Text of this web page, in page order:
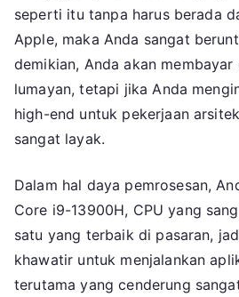
seperti itu tanpa harus berada
Apple, maka Anda sangat
demikian, Anda akan
lumayan, tetapi jika Anda
high-end untuk pekerjaan
sangat layak.
Dalam hal daya pemrosesan,
Core i9-13900H, CPU yang
satu yang terbaik di pasaran,
khawatir untuk menjalankan
terutama yang cenderung